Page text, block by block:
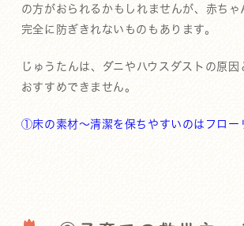
の方がおられるかもしれませんが、赤ちゃ
完全に防ぎきれないものもあります。
じゅうたんは、ダニやハウスダストの原因
おすすめできません。
①床の素材～清潔を保ちやすいのはフロー